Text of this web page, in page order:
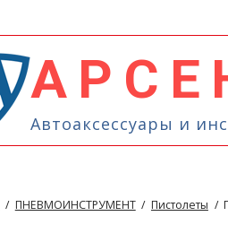
Автоаксессуары и
/ ПНЕВМОИНСТРУМЕНТ / Пистолеты /